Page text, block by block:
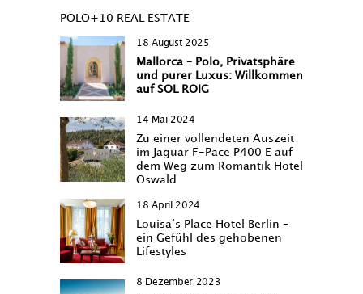
POLO+10 REAL ESTATE
18 August 2025
Mallorca – Polo, Privatsphäre
und purer Luxus: Willkommen
auf SOL ROIG
14 Mai 2024
Zu einer vollendeten Auszeit
im Jaguar F-Pace P400 E auf
dem Weg zum Romantik Hotel
Oswald
18 April 2024
Louisa‘s Place Hotel Berlin –
ein Gefühl des gehobenen
Lifestyles
8 Dezember 2023